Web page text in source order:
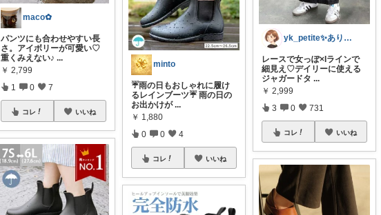
maco✿
パンツにも合わせやすい長
さ。アイボリーが可愛い♡
重くみえない♪ ...
￥ 2,799
1 0 7
コレ いいね
minto
☔雨の日もおしゃれに履け
るレインブーツ☔ 雨の日の
お出かけが ...
￥ 1,880
0 0 4
コレ いいね
yk_petite✨ありがとう😊
レースで女っぽ×Iラインで
細見え♡デイリーに使える
ジャガードタ ...
￥ 2,999
3 0 731
コレ いいね